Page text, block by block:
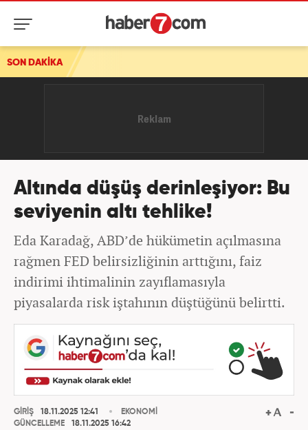
SON DAKİKA
Altında düşüş derinleşiyor: Bu
seviyenin altı tehlike!
Eda Karadağ, ABD’de hükümetin açılmasına
rağmen FED belirsizliğinin arttığını, faiz
indirimi ihtimalinin zayıflamasıyla
piyasalarda risk iştahının düştüğünü belirtti.
GİRİŞ
18.11.2025 12:41
GÜNCELLEME
18.11.2025 16:42
EKONOMİ